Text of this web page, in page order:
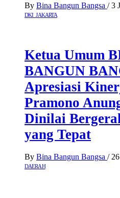
By Bina Bangun Bangsa / 3
DKI JAKARTA
Ketua Umum
BANGUN
Apresiasi
Pramono
Dinilai
yang Tepat
By Bina Bangun Bangsa /
DAERAH